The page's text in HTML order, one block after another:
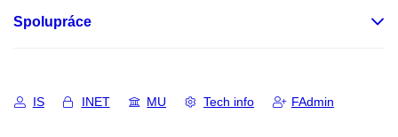
Spolupráce
IS INET MU Tech info FAdmin